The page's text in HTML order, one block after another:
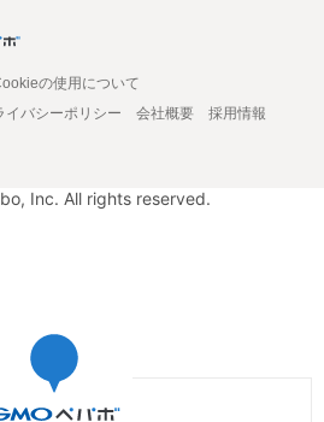
の使用について
イバシーポリシー 会社概要
採用情報
Inc. All rights reserved.